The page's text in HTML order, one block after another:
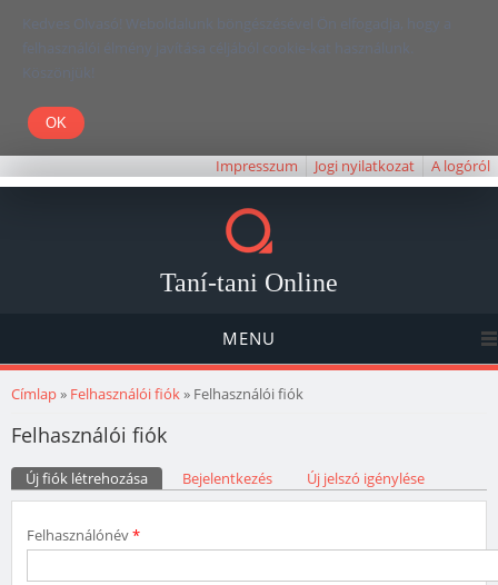
Kedves Olvasó! Weboldalunk böngészésével Ön elfogadja, hogy a
felhasználói élmény javítása céljából cookie-kat használunk.
Köszönjük!
Impresszum Jogi nyilatkozat A logóról
Taní-tani Online
MENU
Jelenlegi hely
Címlap» Felhasználói fiók» Felhasználói fiók
Felhasználói fiók
Elsődleges fülek
Új fiók létrehozása (aktív fül)Bejelentkezés Új jelszó igénylése
Felhasználónév*